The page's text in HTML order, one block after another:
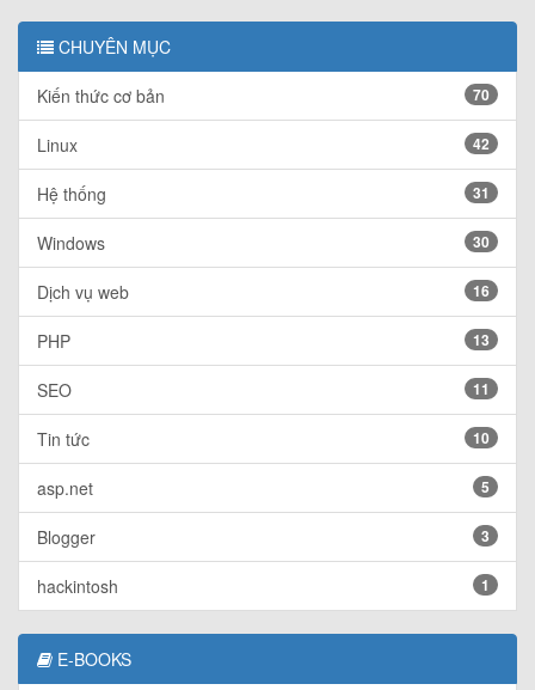
CHUYÊN MỤC
Kiến thức cơ bản 70
Linux 42
Hệ thống 31
Windows 30
Dịch vụ web 16
PHP 13
SEO 11
Tin tức 10
asp.net 5
Blogger 3
hackintosh 1
E-BOOKS